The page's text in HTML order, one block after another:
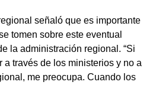
señaló que es importante
tomen sobre este eventual
la administración regional. “Si
a través de los ministerios y no a
me preocupa. Cuando los